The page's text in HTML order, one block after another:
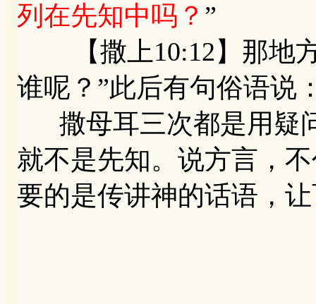
列在先知中吗？ ”
【撒上10:12】那地方
谁呢？”此后有句俗语说
撒母耳三次都是用疑
就不是先知。说方言，
要的是传讲神的话语，